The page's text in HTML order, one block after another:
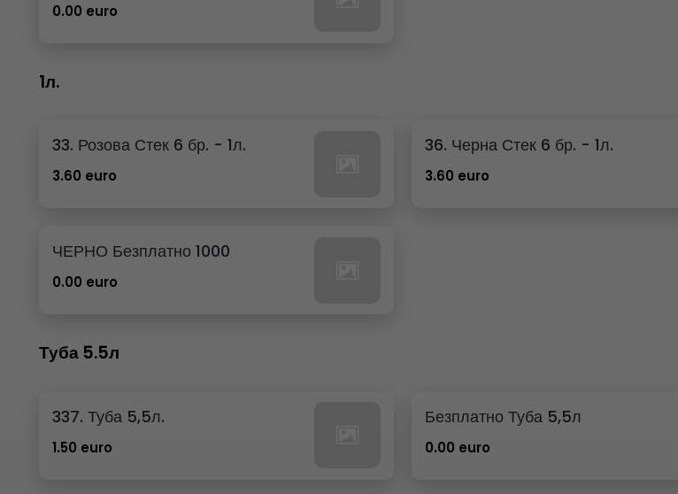
0.00 euro
1л.
33. Розова Стек 6 бр. - 1л.
3.60 euro
36. Черна Стек 6 бр. - 1л.
3.60 euro
ЧЕРНО Безплатно 1000
0.00 euro
Туба 5.5л
337. Туба 5,5л.
1.50 euro
Безплатно Туба 5,5л
0.00 euro